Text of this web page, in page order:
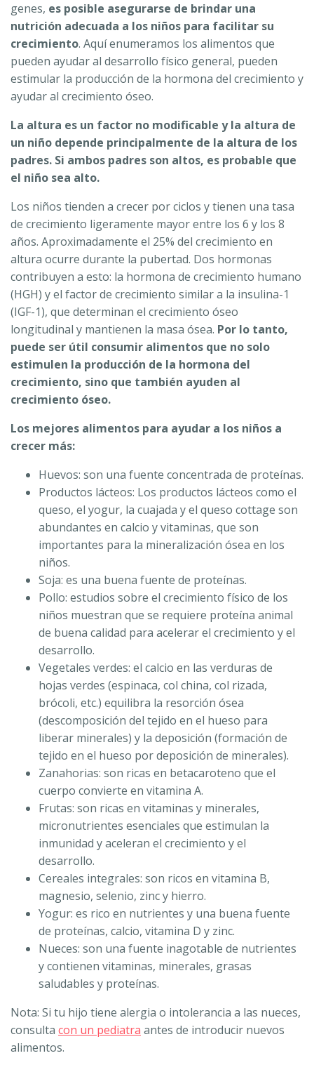
genes, es posible asegurarse de brindar una
nutrición adecuada a los niños para facilitar su
crecimiento. Aquí enumeramos los alimentos que
pueden ayudar al desarrollo físico general, pueden
estimular la producción de la hormona del crecimiento y
ayudar al crecimiento óseo.
La altura es un factor no modificable y la altura de
un niño depende principalmente de la altura de los
padres. Si ambos padres son altos, es probable que
el niño sea alto.
Los niños tienden a crecer por ciclos y tienen una tasa
de crecimiento ligeramente mayor entre los 6 y los 8
años. Aproximadamente el 25% del crecimiento en
altura ocurre durante la pubertad. Dos hormonas
contribuyen a esto: la hormona de crecimiento humano
(HGH) y el factor de crecimiento similar a la insulina-1
(IGF-1), que determinan el crecimiento óseo
longitudinal y mantienen la masa ósea. Por lo tanto,
puede ser útil consumir alimentos que no solo
estimulen la producción de la hormona del
crecimiento, sino que también ayuden al
crecimiento óseo.
Los mejores alimentos para ayudar a los niños a
crecer más:
Huevos: son una fuente concentrada de proteínas.
Productos lácteos: Los productos lácteos como el
queso, el yogur, la cuajada y el queso cottage son
abundantes en calcio y vitaminas, que son
importantes para la mineralización ósea en los
niños.
Soja: es una buena fuente de proteínas.
Pollo: estudios sobre el crecimiento físico de los
niños muestran que se requiere proteína animal
de buena calidad para acelerar el crecimiento y el
desarrollo.
Vegetales verdes: el calcio en las verduras de
hojas verdes (espinaca, col china, col rizada,
brócoli, etc.) equilibra la resorción ósea
(descomposición del tejido en el hueso para
liberar minerales) y la deposición (formación de
tejido en el hueso por deposición de minerales).
Zanahorias: son ricas en betacaroteno que el
cuerpo convierte en vitamina A.
Frutas: son ricas en vitaminas y minerales,
micronutrientes esenciales que estimulan la
inmunidad y aceleran el crecimiento y el
desarrollo.
Cereales integrales: son ricos en vitamina B,
magnesio, selenio, zinc y hierro.
Yogur: es rico en nutrientes y una buena fuente
de proteínas, calcio, vitamina D y zinc.
Nueces: son una fuente inagotable de nutrientes
y contienen vitaminas, minerales, grasas
saludables y proteínas.
Nota: Si tu hijo tiene alergia o intolerancia a las nueces,
consulta con un pediatra antes de introducir nuevos
alimentos.